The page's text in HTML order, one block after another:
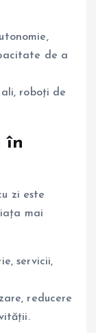
de a
roboți de
în
zi este
mai
servicii,
reducere